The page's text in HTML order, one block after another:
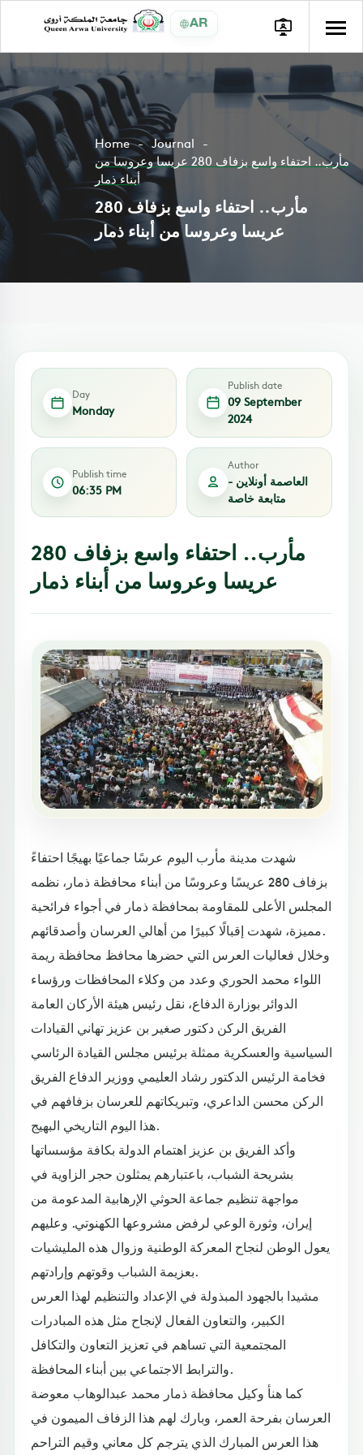
AR
Home
Journal
مأرب.. احتفاء واسع بزفاف 280 عريسا وعروسا من
أبناء ذمار
مأرب.. احتفاء واسع بزفاف 280
عريسا وعروسا من أبناء ذمار
Day
Monday
Publish date
09 September
2024
Publish time
06:35 PM
Author
العاصمة أونلاين -
متابعة خاصة
مأرب.. احتفاء واسع بزفاف 280
عريسا وعروسا من أبناء ذمار
شهدت مدينة مأرب اليوم عرسًا جماعيًا بهيجًا احتفاءً
بزفاف 280 عريسًا وعروسًا من أبناء محافظة ذمار، نظمه
المجلس الأعلى للمقاومة بمحافظة ذمار في أجواء فرائحية
مميزة، شهدت إقبالًا كبيرًا من أهالي العرسان وأصدقائهم.
وخلال فعاليات العرس التي حضرها محافظ محافظة ريمة
اللواء محمد الحوري وعدد من وكلاء المحافظات ورؤساء
الدوائر بوزارة الدفاع، نقل رئيس هيئة الأركان العامة
الفريق الركن دكتور صغير بن عزيز تهاني القيادات
السياسية والعسكرية ممثلة برئيس مجلس القيادة الرئاسي
فخامة الرئيس الدكتور رشاد العليمي ووزير الدفاع الفريق
الركن محسن الداعري، وتبريكاتهم للعرسان بزفافهم في
هذا اليوم التاريخي البهيج.
وأكد الفريق بن عزيز اهتمام الدولة بكافة مؤسساتها
بشريحة الشباب، باعتبارهم يمثلون حجر الزاوية في
مواجهة تنظيم جماعة الحوثي الإرهابية المدعومة من
إيران، وثورة الوعي لرفض مشروعها الكهنوتي. وعليهم
يعول الوطن لنجاح المعركة الوطنية وزوال هذه المليشيات
بعزيمة الشباب وقوتهم وإرادتهم.
مشيدا بالجهود المبذولة في الإعداد والتنظيم لهذا العرس
الكبير، والتعاون الفعال لإنجاح مثل هذه المبادرات
المجتمعية التي تساهم في تعزيز التعاون والتكافل
والترابط الاجتماعي بين أبناء المحافظة.
كما هنأ وكيل محافظة ذمار محمد عبدالوهاب معوضة
العرسان بفرحة العمر، وبارك لهم هذا الزفاف الميمون في
هذا العرس المبارك الذي يترجم كل معاني وقيم التراحم